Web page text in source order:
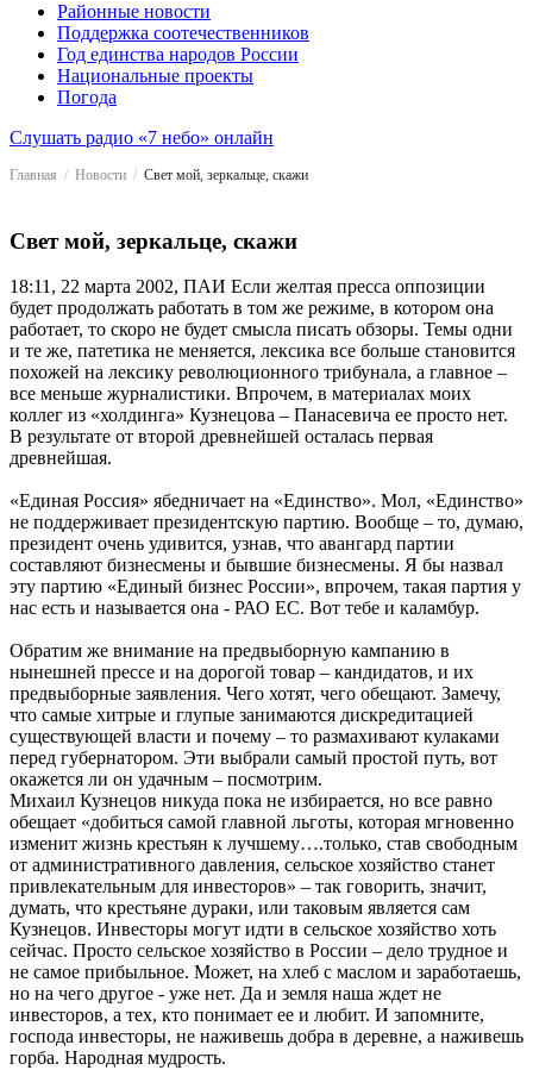
Районные новости
Поддержка соотечественников
Год единства народов России
Национальные проекты
Погода
Слушать радио «7 небо» онлайн
Главная Новости Свет мой, зеркальце, скажи
Свет мой, зеркальце, скажи
18:11, 22 марта 2002, ПАИ Если желтая пресса оппозиции
будет продолжать работать в том же режиме, в котором она
работает, то скоро не будет смысла писать обзоры. Темы одни
и те же, патетика не меняется, лексика все больше становится
похожей на лексику революционного трибунала, а главное –
все меньше журналистики. Впрочем, в материалах моих
коллег из «холдинга» Кузнецова – Панасевича ее просто нет.
В результате от второй древнейшей осталась первая
древнейшая.
«Единая Россия» ябедничает на «Единство». Мол, «Единство»
не поддерживает президентскую партию. Вообще – то, думаю,
президент очень удивится, узнав, что авангард партии
составляют бизнесмены и бывшие бизнесмены. Я бы назвал
эту партию «Единый бизнес России», впрочем, такая партия у
нас есть и называется она - РАО ЕС. Вот тебе и каламбур.
Обратим же внимание на предвыборную кампанию в
нынешней прессе и на дорогой товар – кандидатов, и их
предвыборные заявления. Чего хотят, чего обещают. Замечу,
что самые хитрые и глупые занимаются дискредитацией
существующей власти и почему – то размахивают кулаками
перед губернатором. Эти выбрали самый простой путь, вот
окажется ли он удачным – посмотрим.
Михаил Кузнецов никуда пока не избирается, но все равно
обещает «добиться самой главной льготы, которая мгновенно
изменит жизнь крестьян к лучшему….только, став свободным
от административного давления, сельское хозяйство станет
привлекательным для инвесторов» – так говорить, значит,
думать, что крестьяне дураки, или таковым является сам
Кузнецов. Инвесторы могут идти в сельское хозяйство хоть
сейчас. Просто сельское хозяйство в России – дело трудное и
не самое прибыльное. Может, на хлеб с маслом и заработаешь,
но на чего другое - уже нет. Да и земля наша ждет не
инвесторов, а тех, кто понимает ее и любит. И запомните,
господа инвесторы, не наживешь добра в деревне, а наживешь
горба. Народная мудрость.